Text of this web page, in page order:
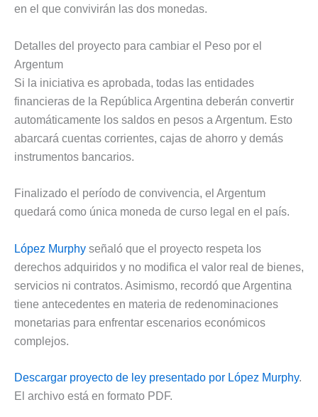
en el que convivirán las dos monedas.
Detalles del proyecto para cambiar el Peso por el
Argentum
Si la iniciativa es aprobada, todas las entidades
financieras de la República Argentina deberán convertir
automáticamente los saldos en pesos a Argentum. Esto
abarcará cuentas corrientes, cajas de ahorro y demás
instrumentos bancarios.
Finalizado el período de convivencia, el Argentum
quedará como única moneda de curso legal en el país.
López Murphy señaló que el proyecto respeta los
derechos adquiridos y no modifica el valor real de bienes,
servicios ni contratos. Asimismo, recordó que Argentina
tiene antecedentes en materia de redenominaciones
monetarias para enfrentar escenarios económicos
complejos.
Descargar proyecto de ley presentado por López Murphy.
El archivo está en formato PDF.